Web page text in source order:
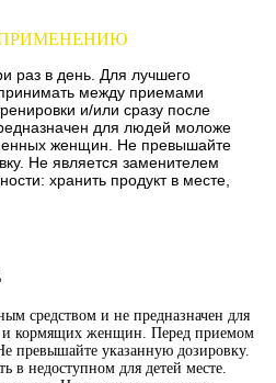
раз в день. Для лучшего
между приемами
и/или сразу после
для людей моложе
женщин. Не превышайте
Не является заменителем
хранить продукт в месте,
средством и не предназначен для
и кормящих женщин. Перед приемом
превышайте указанную дозировку.
в недоступном для детей месте.